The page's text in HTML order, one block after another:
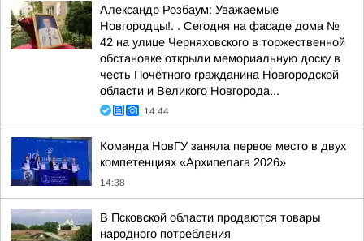
Александр Розбаум: Уважаемые
Новгородцы!. . Сегодня на фасаде дома №
42 на улице Черняховского в торжественной
обстановке открыли мемориальную доску в
честь Почётного гражданина Новгородской
области и Великого Новгорода...
14:44
Команда НовГУ заняла первое место в двух
компетенциях «Архипелага 2026»
14:38
В Псковской области продаются товары
народного потребления